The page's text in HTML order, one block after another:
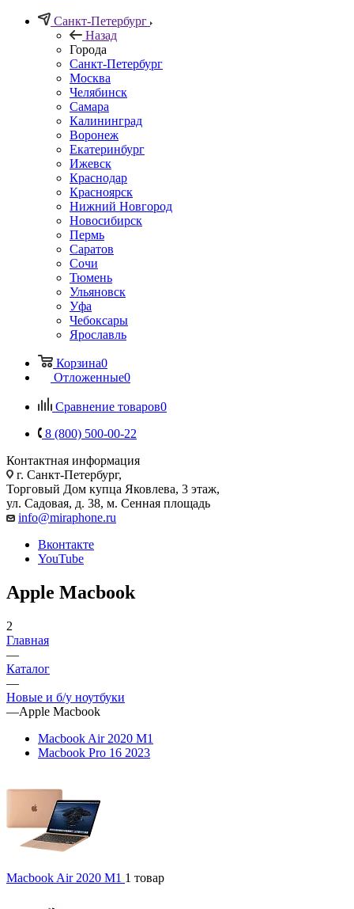
Санкт-Петербург
Назад
Города
Санкт-Петербург
Москва
Челябинск
Самара
Калининград
Воронеж
Екатеринбург
Ижевск
Краснодар
Красноярск
Нижний Новгород
Новосибирск
Пермь
Саратов
Сочи
Тюмень
Ульяновск
Уфа
Чебоксары
Ярославль
Корзина0
Отложенные0
Сравнение товаров0
8 (800) 500-00-22
Контактная информация
г. Санкт-Петербург,
Торговый Дом купца Яковлева, 3 этаж,
ул. Садовая, д. 38, м. Сенная площадь
info@miraphone.ru
Вконтакте
YouTube
Apple Macbook
2
Главная
—
Каталог
—
Новые и б/у ноутбуки
—Apple Macbook
Macbook Air 2020 M1
Macbook Pro 16 2023
Macbook Air 2020 M1 1 товар